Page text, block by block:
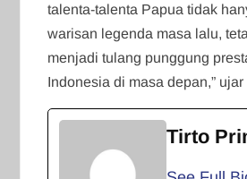
talenta-talenta Papua tidak
warisan legenda masa lalu,
menjadi tulang punggung
Indonesia di masa depan,” ujar
Tirto